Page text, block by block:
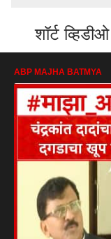
शॉर्ट व्हिडीओ
ABP MAJHA BATMYA